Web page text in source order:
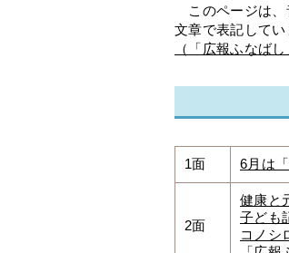
このページは、
文章で表記してい
（「広報ふなば
1面 6月は
2面
健康と
子ども
コノシ